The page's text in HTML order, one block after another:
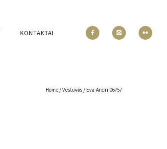
KONTAKTAI
Home /Vestuvės / Eva-Andri-06757